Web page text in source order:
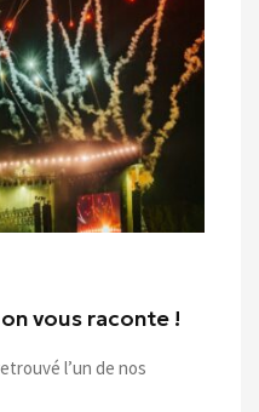
vous raconte !
l’un de nos